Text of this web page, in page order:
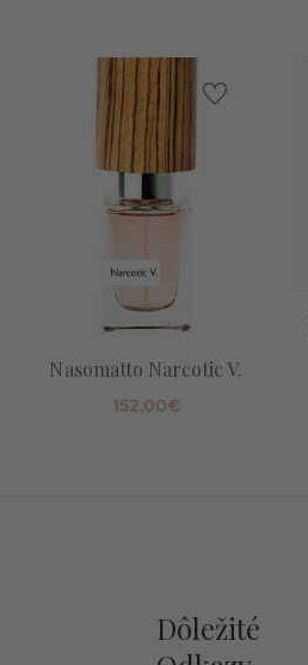
Nasomatto Narcotic V.
152,00€
Dôležité